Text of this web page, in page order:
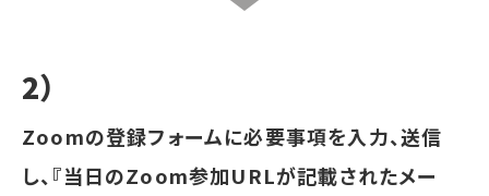
2）
Zoomの登録フォームに必要事項を入力、送信
し、『当日のZoom参加URLが記載されたメー